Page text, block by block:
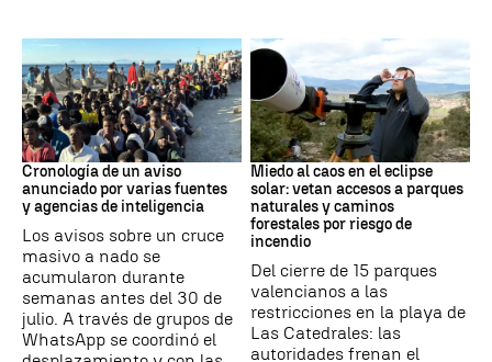
Crisis de Ceuta
Cronología de un aviso
anunciado por varias fuentes
y agencias de inteligencia
Los avisos sobre un cruce
masivo a nado se
acumularon durante
semanas antes del 30 de
julio. A través de grupos de
WhatsApp se coordinó el
Eclipse
Miedo al caos en el eclipse
solar: vetan accesos a parques
naturales y caminos
forestales por riesgo de
incendio
Del cierre de 15 parques
valencianos a las
restricciones en la playa de
Las Catedrales: las
autoridades frenan el